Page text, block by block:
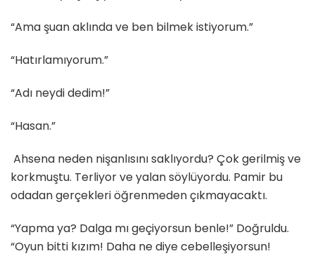
“Ama şuan aklında ve ben bilmek istiyorum.”
“Hatırlamıyorum.”
“Adı neydi dedim!”
“Hasan.”
Ahsena neden nişanlısını saklıyordu? Çok gerilmiş ve
korkmuştu. Terliyor ve yalan söylüyordu. Pamir bu
odadan gerçekleri öğrenmeden çıkmayacaktı.
“Yapma ya? Dalga mı geçiyorsun benle!” Doğruldu.
“Oyun bitti kızım! Daha ne diye cebelleşiyorsun!